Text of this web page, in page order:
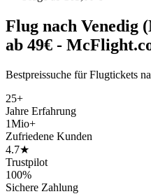
Flug nach Venedig
ab 49€ -
Bestpreissuche für Flugtickets
25+
Jahre Erfahrung
1Mio+
Zufriedene Kunden
4.7★
Trustpilot
100%
Sichere Zahlung